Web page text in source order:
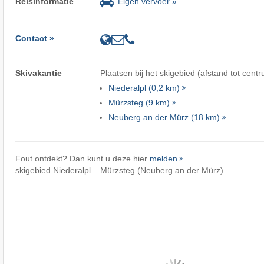
Contact »
Skivakantie
Plaatsen bij het skigebied (afstand tot
Niederalpl (0,2 km)
Mürzsteg (9 km)
Neuberg an der Mürz (18 km)
Fout ontdekt? Dan kunt u deze hier melden
skigebied Niederalpl – Mürzsteg (Neuberg an der Mürz)